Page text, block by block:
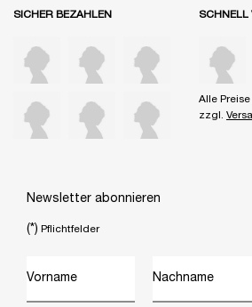
SICHER BEZAHLEN SCHNELL
Alle
zzgl.
Newsletter abonnieren
(*) Pflichtfelder
Vorname Nachname